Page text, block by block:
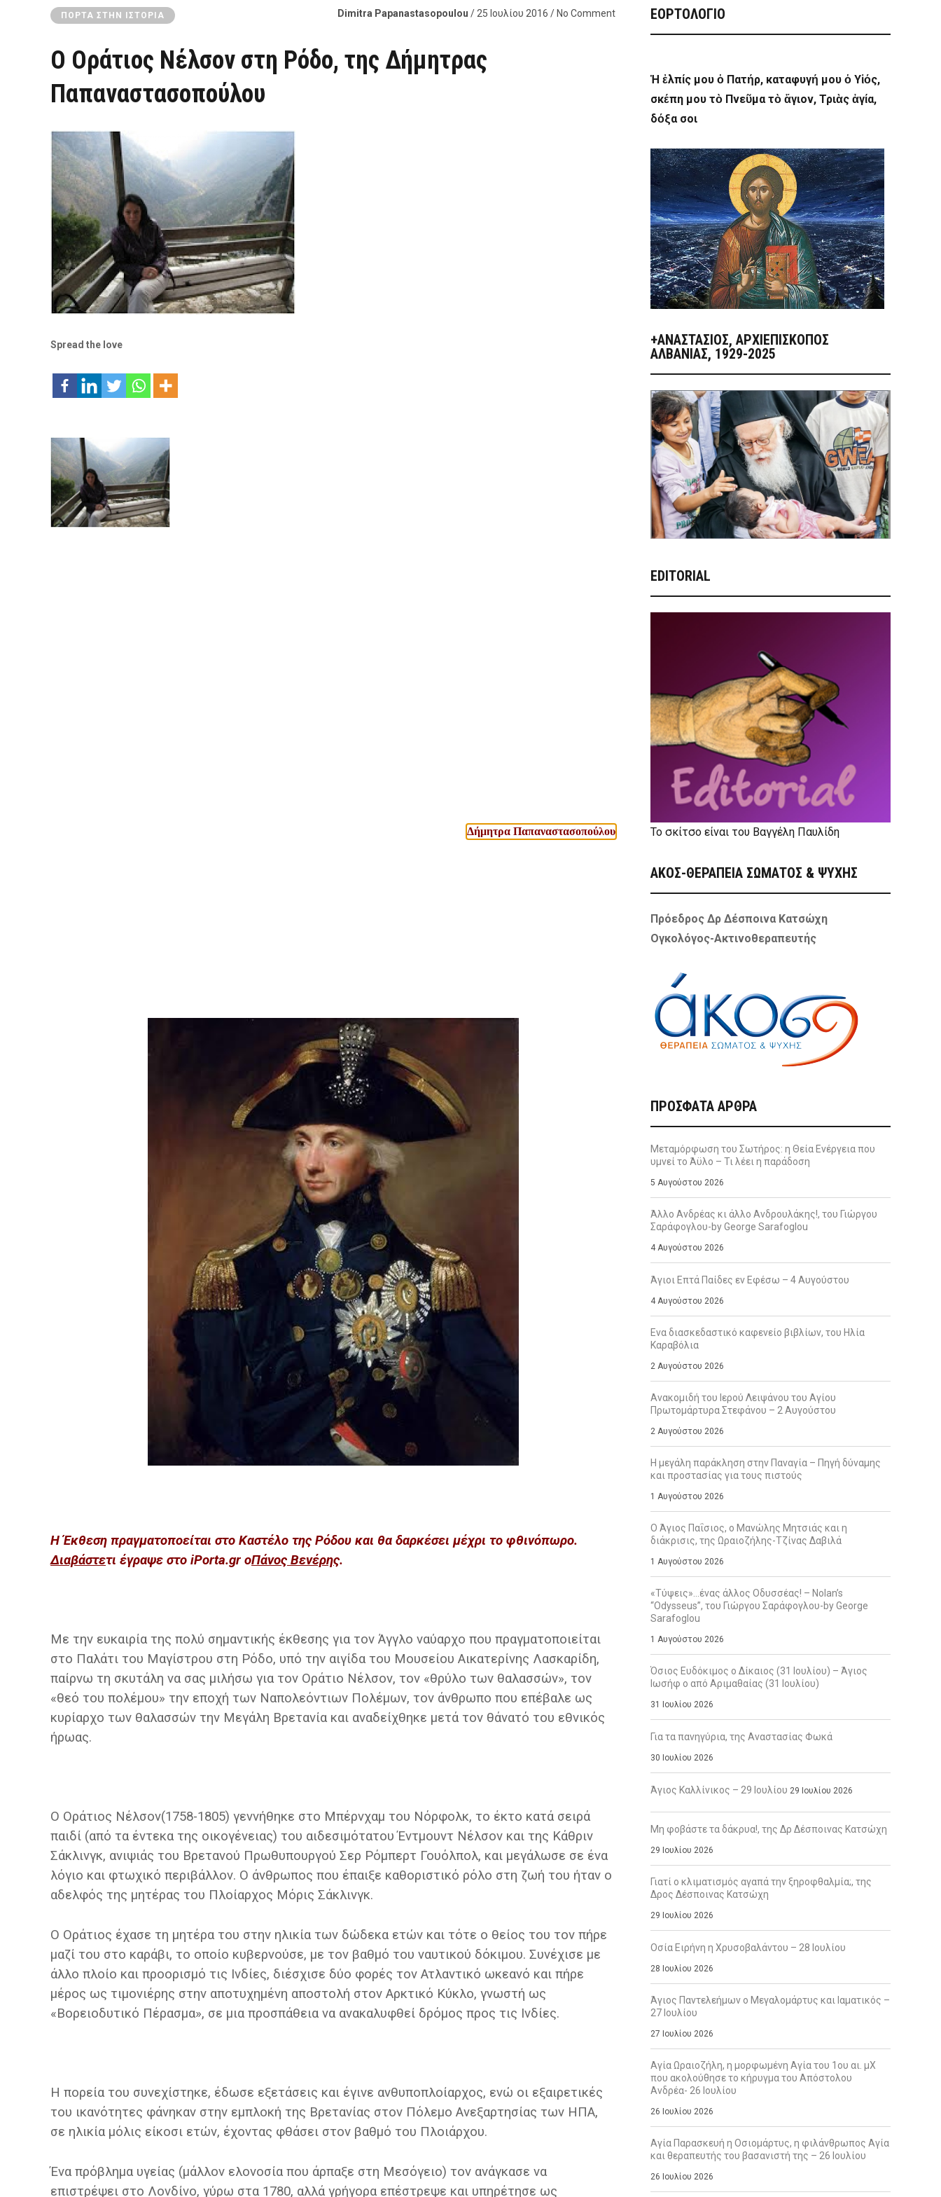
ΠΌΡΤΑ ΣΤΗΝ ΙΣΤΟΡΊΑ Dimitra Papanastasopoulou / 25 Ιουλίου 2016 / No Comment
Ο Οράτιος Νέλσον στη Ρόδο, της Δήμητρας
Παπαναστασοπούλου
Spread the love
Δήμητρα Παπαναστασοπούλου
Η Έκθεση πραγματοποείται στο Καστέλο της Ρόδου και θα δαρκέσει μέχρι το φθινόπωρο.
Διαβάστετι έγραψε στο iPorta.gr οΠάνος Βενέρης.
Με την ευκαιρία της πολύ σημαντικής έκθεσης για τον Άγγλο ναύαρχο που πραγματοποιείται
στο Παλάτι του Μαγίστρου στη Ρόδο, υπό την αιγίδα του Μουσείου Αικατερίνης Λασκαρίδη,
παίρνω τη σκυτάλη να σας μιλήσω για τον Οράτιο Νέλσον, τον «θρύλο των θαλασσών», τον
«θεό του πολέμου» την εποχή των Ναπολεόντιων Πολέμων, τον άνθρωπο που επέβαλε ως
κυρίαρχο των θαλασσών την Μεγάλη Βρετανία και αναδείχθηκε μετά τον θάνατό του εθνικός
ήρωας.
Ο Οράτιος Νέλσον(1758-1805) γεννήθηκε στο Μπέρνχαμ του Νόρφολκ, το έκτο κατά σειρά
παιδί (από τα έντεκα της οικογένειας) του αιδεσιμότατου Έντμουντ Νέλσον και της Κάθριν
Σάκλινγκ, ανιψιάς του Βρετανού Πρωθυπουργού Σερ Ρόμπερτ Γουόλπολ, και μεγάλωσε σε ένα
λόγιο και φτωχικό περιβάλλον. Ο άνθρωπος που έπαιξε καθοριστικό ρόλο στη ζωή του ήταν ο
αδελφός της μητέρας του Πλοίαρχος Μόρις Σάκλινγκ.
Ο Οράτιος έχασε τη μητέρα του στην ηλικία των δώδεκα ετών και τότε ο θείος του τον πήρε
μαζί του στο καράβι, το οποίο κυβερνούσε, με τον βαθμό του ναυτικού δόκιμου. Συνέχισε με
άλλο πλοίο και προορισμό τις Ινδίες, διέσχισε δύο φορές τον Ατλαντικό ωκεανό και πήρε
μέρος ως τιμονιέρης στην αποτυχημένη αποστολή στον Αρκτικό Κύκλο, γνωστή ως
«Βορειοδυτικό Πέρασμα», σε μια προσπάθεια να ανακαλυφθεί δρόμος προς τις Ινδίες.
Η πορεία του συνεχίστηκε, έδωσε εξετάσεις και έγινε ανθυποπλοίαρχος, ενώ οι εξαιρετικές
του ικανότητες φάνηκαν στην εμπλοκή της Βρετανίας στον Πόλεμο Ανεξαρτησίας των ΗΠΑ,
σε ηλικία μόλις είκοσι ετών, έχοντας φθάσει στον βαθμό του Πλοιάρχου.
Ένα πρόβλημα υγείας (μάλλον ελονοσία που άρπαξε στη Μεσόγειο) τον ανάγκασε να
επιστρέψει στο Λονδίνο, γύρω στα 1780, αλλά γρήγορα επέστρεψε και υπηρέτησε ως
ΕΟΡΤΟΛΟΓΙΟ
Ἡ ἐλπίς μου ὁ Πατήρ, καταφυγή μου ὁ Υἱός,
σκέπη μου τὸ Πνεῦμα τὸ ἅγιον, Τριὰς ἁγία,
δόξα σοι
+ΑΝΑΣΤΆΣΙΟΣ, ΑΡΧΙΕΠΊΣΚΟΠΟΣ
ΑΛΒΑΝΊΑΣ, 1929-2025
EDITORIAL
Το σκίτσο είναι του Βαγγέλη Παυλίδη
ΑΚΟΣ-ΘΕΡΑΠΕΙΑ ΣΩΜΑΤΟΣ & ΨΥΧΗΣ
Πρόεδρος Δρ Δέσποινα Κατσώχη
Ογκολόγος-Ακτινοθεραπευτής
ΠΡΌΣΦΑΤΑ ΆΡΘΡΑ
Μεταμόρφωση του Σωτήρος: η Θεία Ενέργεια που
υμνεί το Άϋλο – Τι λέει η παράδοση
5 Αυγούστου 2026
Άλλο Ανδρέας κι άλλο Ανδρουλάκης!, του Γιώργου
Σαράφογλου-by George Sarafoglou
4 Αυγούστου 2026
Άγιοι Επτά Παίδες εν Εφέσω – 4 Αυγούστου
4 Αυγούστου 2026
Ενα διασκεδαστικό καφενείο βιβλίων, του Ηλία
Καραβόλια
2 Αυγούστου 2026
Ανακομιδή του Ιερού Λειψάνου του Αγίου
Πρωτομάρτυρα Στεφάνου – 2 Αυγούστου
2 Αυγούστου 2026
Η μεγάλη παράκληση στην Παναγία – Πηγή δύναμης
και προστασίας για τους πιστούς
1 Αυγούστου 2026
Ο Άγιος Παΐσιος, ο Μανώλης Μητσιάς και η
διάκρισις, της Ωραιοζήλης-Τζίνας Δαβιλά
1 Αυγούστου 2026
«Τύψεις»…ένας άλλος Οδυσσέας! – Nolan’s
“Odysseus”, του Γιώργου Σαράφογλου-by George
Sarafoglou
1 Αυγούστου 2026
Όσιος Ευδόκιμος ο Δίκαιος (31 Ιουλίου) – Άγιος
Ιωσήφ ο από Αριμαθαίας (31 Ιουλίου)
31 Ιουλίου 2026
Για τα πανηγύρια, της Αναστασίας Φωκά
30 Ιουλίου 2026
Άγιος Καλλίνικος – 29 Ιουλίου 29 Ιουλίου 2026
Μη φοβάστε τα δάκρυα!, της Δρ Δέσποινας Κατσώχη
29 Ιουλίου 2026
Γιατί ο κλιματισμός αγαπά την ξηροφθαλμία;, της
Δρος Δέσποινας Κατσώχη
29 Ιουλίου 2026
Οσία Ειρήνη η Χρυσοβαλάντου – 28 Ιουλίου
28 Ιουλίου 2026
Άγιος Παντελεήμων ο Μεγαλομάρτυς και Ιαματικός –
27 Ιουλίου
27 Ιουλίου 2026
Αγία Ωραιοζήλη, η μορφωμένη Αγία του 1ου αι. μΧ
που ακολούθησε το κήρυγμα του Απόστολου
Ανδρέα- 26 Ιουλίου
26 Ιουλίου 2026
Αγία Παρασκευή η Οσιομάρτυς, η φιλάνθρωπος Αγία
και θεραπευτής του βασανιστή της – 26 Ιουλίου
26 Ιουλίου 2026